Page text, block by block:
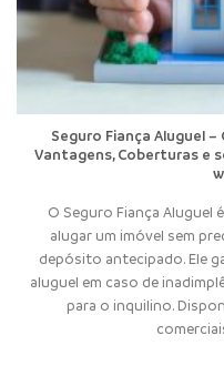
Seguro Fiança Aluguel
Vantagens, Coberturas e
O Seguro Fiança Aluguel
alugar um imóvel sem
depósito antecipado. Ele
aluguel em caso de
para o inquilino.